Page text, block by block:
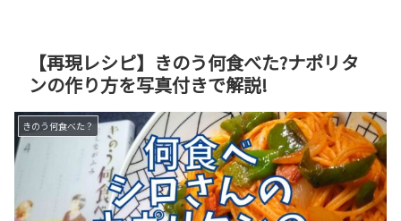
【再現レシピ】きのう何食べた?ナポリタ
ンの作り方を写真付きで解説!
きのう何食べた？